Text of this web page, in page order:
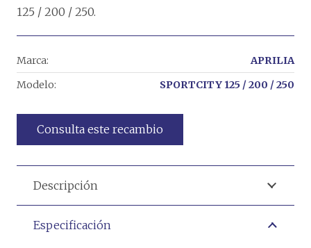
125 / 200 / 250.
Consulta este recambio
Marca:
APRILIA
Modelo:
SPORTCITY 125 / 200 / 250
Descripción
Especificación